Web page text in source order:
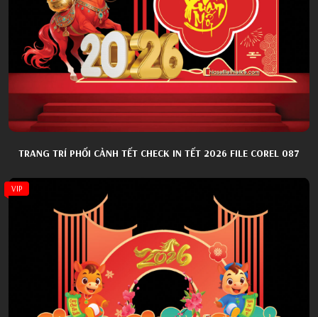
TRANG TRÍ PHỐI CẢNH TẾT CHECK IN TẾT 2026 FILE COREL 087
VIP